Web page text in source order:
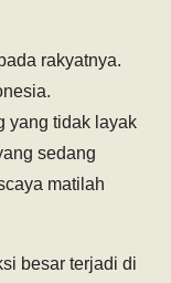
rakyatnya.
yang tidak layak
sedang
matilah
besar terjadi di